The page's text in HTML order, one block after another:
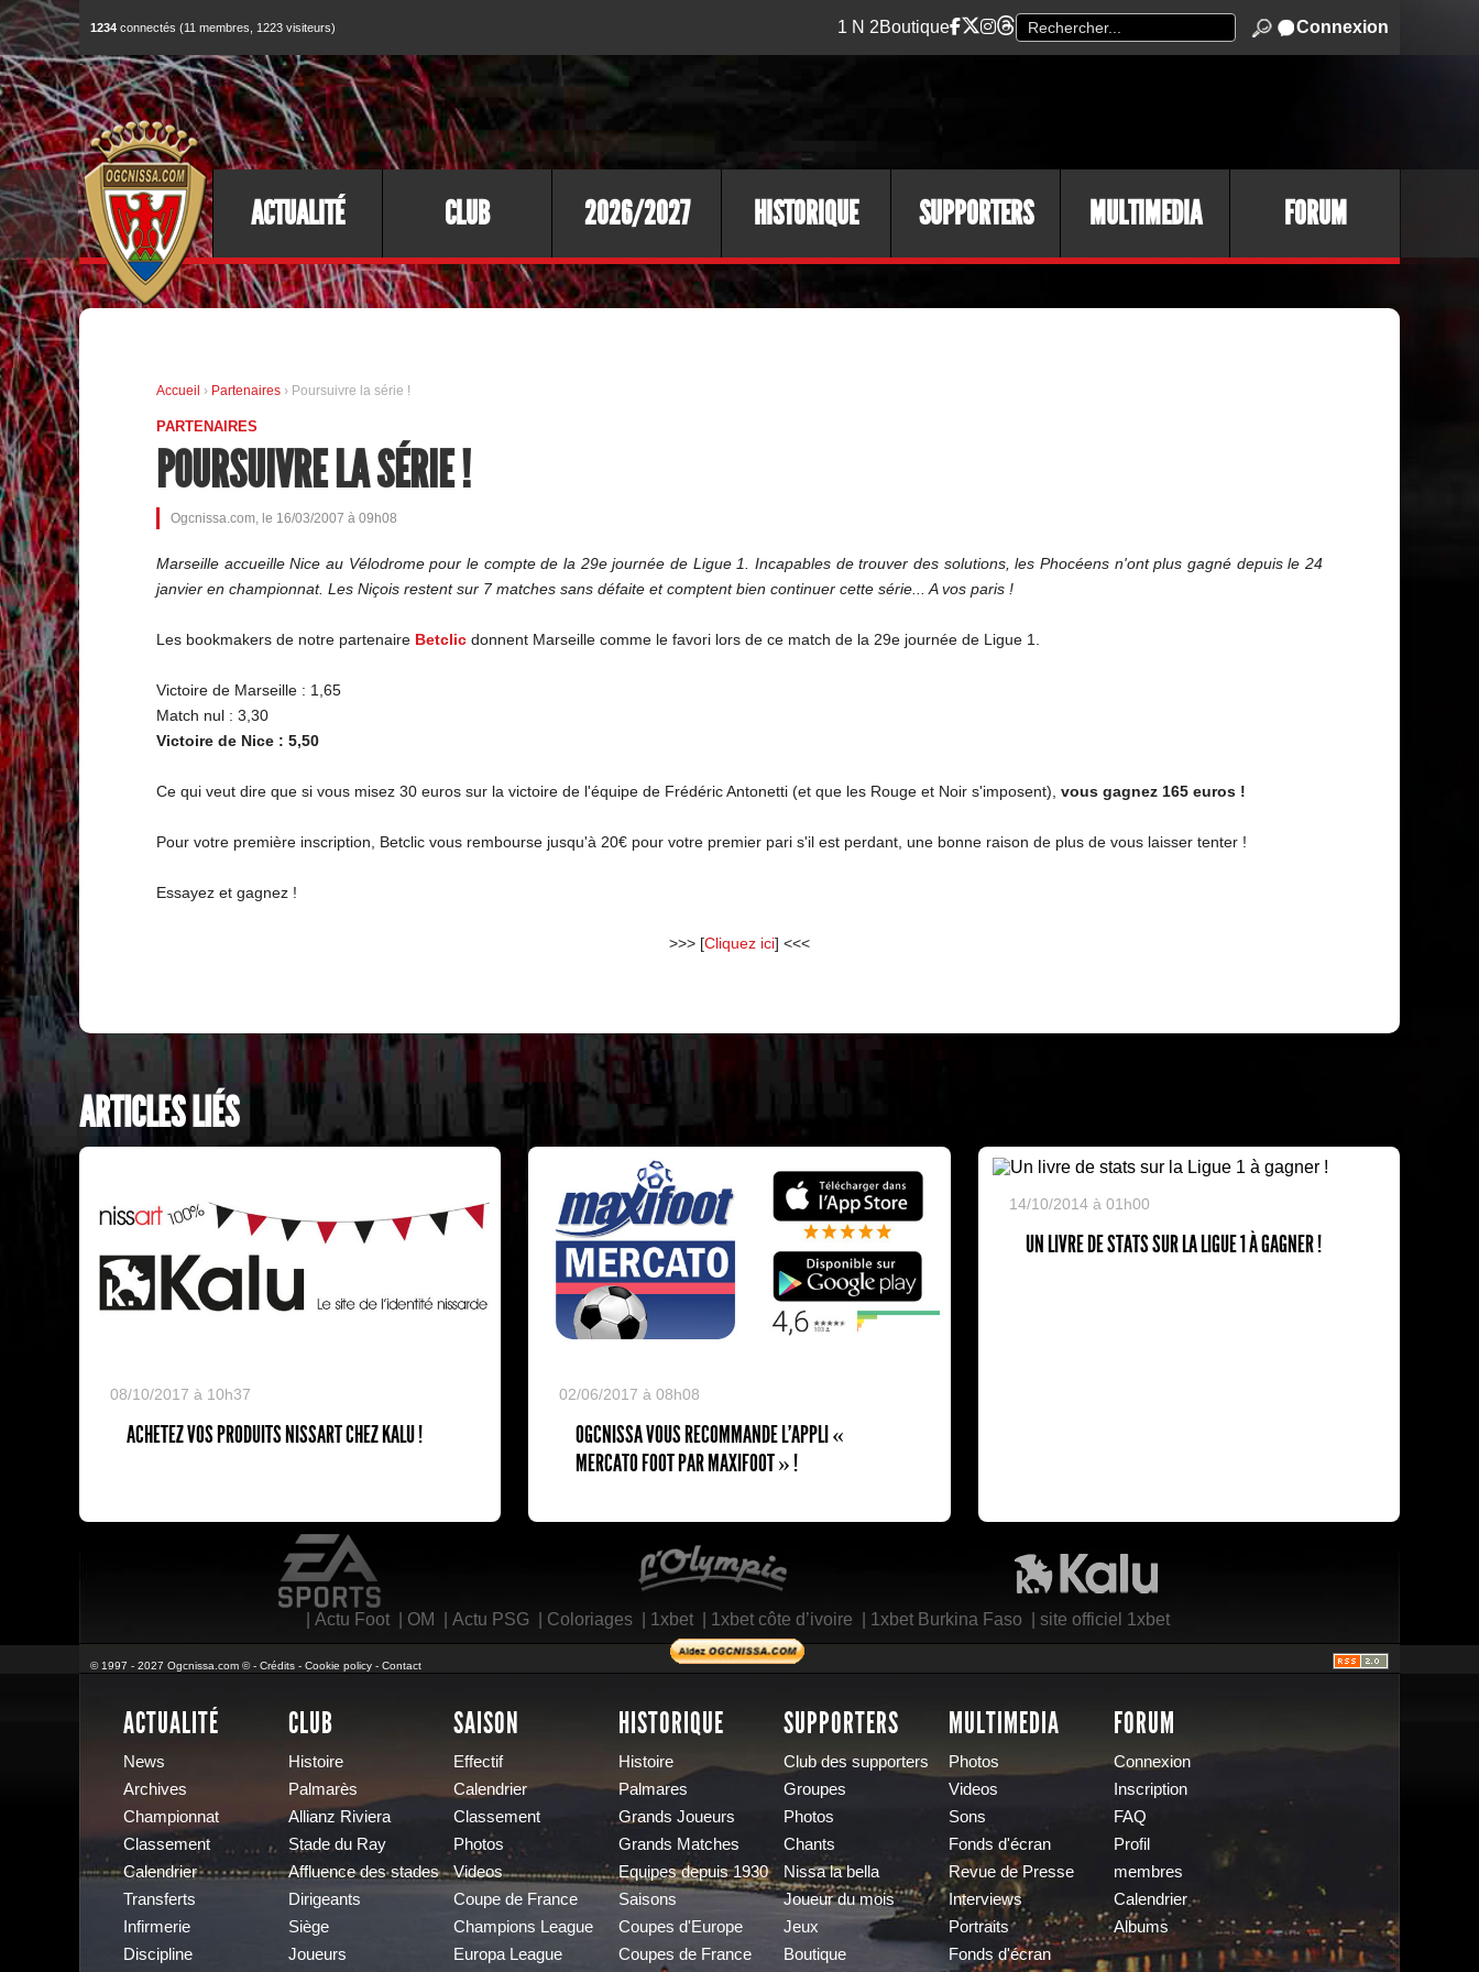
1234 connectés (11 membres, 1223 visiteurs) 1 N 2Boutique Connexion
ACTUALITÉ CLUB 2026/2027 HISTORIQUE SUPPORTERS MULTIMEDIA FORUM
Accueil › Partenaires › Poursuivre la série !
PARTENAIRES
POURSUIVRE LA SÉRIE !
Ogcnissa.com, le 16/03/2007 à 09h08
Marseille accueille Nice au Vélodrome pour le compte de la 29e journée de Ligue 1. Incapables de trouver des solutions, les Phocéens n'ont plus gagné depuis le 24
janvier en championnat. Les Niçois restent sur 7 matches sans défaite et comptent bien continuer cette série... A vos paris !
Les bookmakers de notre partenaire Betclic donnent Marseille comme le favori lors de ce match de la 29e journée de Ligue 1.
Victoire de Marseille : 1,65
Match nul : 3,30
Victoire de Nice : 5,50
Ce qui veut dire que si vous misez 30 euros sur la victoire de l'équipe de Frédéric Antonetti (et que les Rouge et Noir s'imposent), vous gagnez 165 euros !
Pour votre première inscription, Betclic vous rembourse jusqu'à 20€ pour votre premier pari s'il est perdant, une bonne raison de plus de vous laisser tenter !
Essayez et gagnez !
>>> [Cliquez ici] <<<
ARTICLES LIÉS
08/10/2017 à 10h37
ACHETEZ VOS PRODUITS NISSART CHEZ KALU !
02/06/2017 à 08h08
OGCNISSA VOUS RECOMMANDE L'APPLI «
MERCATO FOOT PAR MAXIFOOT » !
14/10/2014 à 01h00
UN LIVRE DE STATS SUR LA LIGUE 1 À GAGNER !
Actu Foot| OM Actu PSG| Coloriages| 1xbet| 1xbet côte d’ivoire 1xbet Burkina Faso site officiel 1xbet
© 1997 - 2027 Ogcnissa.com © - Crédits - Cookie policy - Contact
ACTUALITÉ
News
Archives
Championnat
Classement
Calendrier
Transferts
Infirmerie
Discipline
CLUB
Histoire
Palmarès
Allianz Riviera
Stade du Ray
Affluence des stades
Dirigeants
Siège
Joueurs
SAISON
Effectif
Calendrier
Classement
Photos
Videos
Coupe de France
Champions League
Europa League
HISTORIQUE
Histoire
Palmares
Grands Joueurs
Grands Matches
Equipes depuis 1930
Saisons
Coupes d'Europe
Coupes de France
SUPPORTERS
Club des supporters
Groupes
Photos
Chants
Nissa la bella
Joueur du mois
Jeux
Boutique
MULTIMEDIA
Photos
Videos
Sons
Fonds d'écran
Revue de Presse
Interviews
Portraits
Fonds d'écran
FORUM
Connexion
Inscription
FAQ
Profil
membres
Calendrier
Albums